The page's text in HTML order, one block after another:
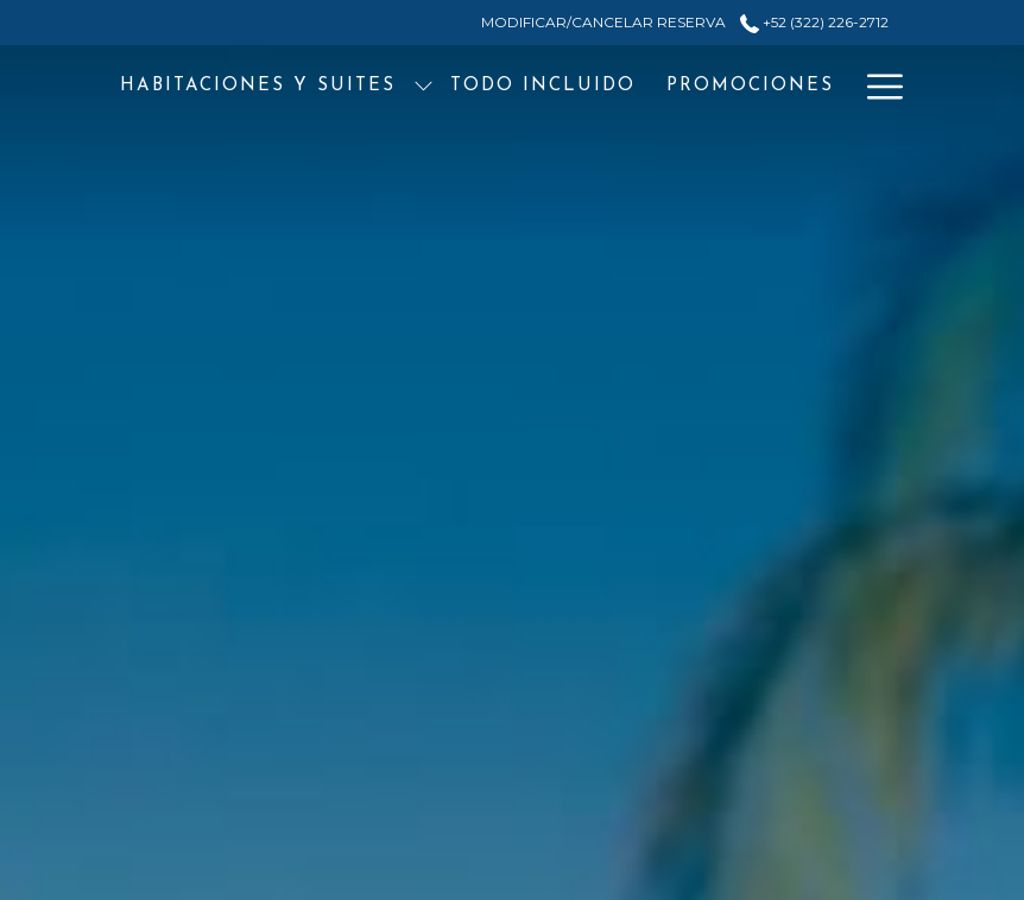
MODIFICAR/CANCELAR RESERVA +52 (322) 226-2712
HABITACIONES Y SUITES TODO INCLUIDO PROMOCIONES
Menu